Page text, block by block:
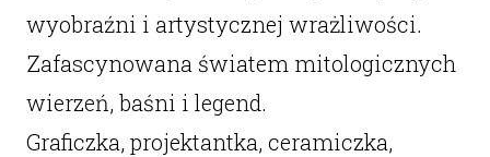
wyobraźni i artystycznej wrażliwości.
Zafascynowana światem mitologicznych
wierzeń, baśni i legend.
Graficzka, projektantka, ceramiczka,